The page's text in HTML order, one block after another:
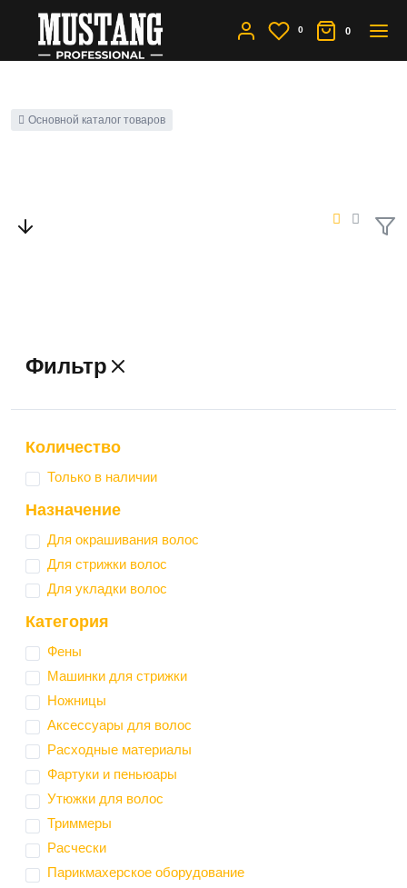
0 0
Основной каталог товаров
Фильтр
Количество
Только в наличии
Назначение
Для окрашивания волос
Для стрижки волос
Для укладки волос
Категория
Фены
Машинки для стрижки
Ножницы
Аксессуары для волос
Расходные материалы
Фартуки и пеньюары
Утюжки для волос
Триммеры
Расчески
Парикмахерское оборудование